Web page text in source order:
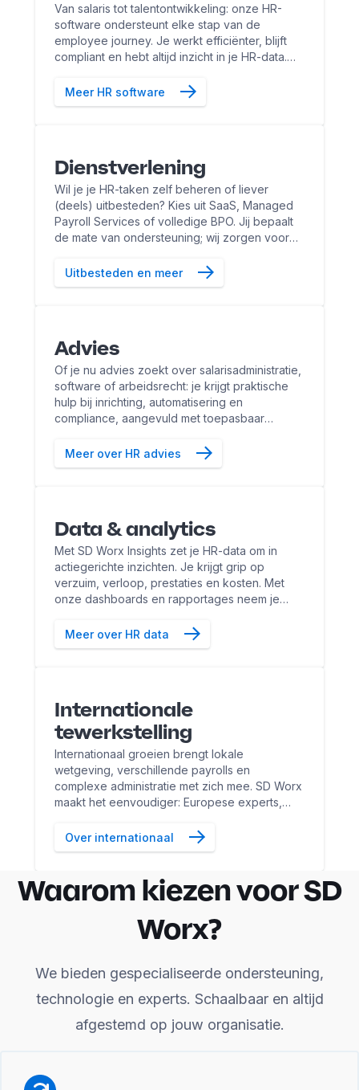
Van salaris tot talentontwikkeling: onze HR-
software ondersteunt elke stap van de
employee journey. Je werkt efficiënter, blijft
compliant en hebt altijd inzicht in je HR-data.
bestaande systemen.
Meer HR software
Dienstverlening
Wil je je HR-taken zelf beheren of liever
(deels) uitbesteden? Kies uit SaaS, Managed
Payroll Services of volledige BPO. Jij bepaalt
de mate van ondersteuning; wij zorgen voor
bedrijven.
Uitbesteden en meer
Advies
Of je nu advies zoekt over salarisadministratie,
software of arbeidsrecht: je krijgt praktische
hulp bij inrichting, automatisering en
compliance, aangevuld met toepasbaar
Meer over HR advies
Data & analytics
Met SD Worx Insights zet je HR-data om in
actiegerichte inzichten. Je krijgt grip op
verzuim, verloop, prestaties en kosten. Met
onze dashboards en rapportages neem je
versterk je je HR-strategie.
Meer over HR data
Internationale
tewerkstelling
Internationaal groeien brengt lokale
wetgeving, verschillende payrolls en
complexe administratie met zich mee. SD Worx
maakt het eenvoudiger: Europese experts,
governance‑model.
Over internationaal
Waarom kiezen voor SD
Worx?
We bieden gespecialiseerde ondersteuning,
technologie en experts. Schaalbaar en altijd
afgestemd op jouw organisatie.